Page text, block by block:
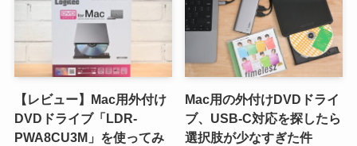
【レビュー】Mac用外付け
DVDドライブ「LDR-
PWA8CU3M」を使ってみ
Mac用の外付けDVDドライ
ブ、USB-C対応を探したら
選択肢が少なすぎた件